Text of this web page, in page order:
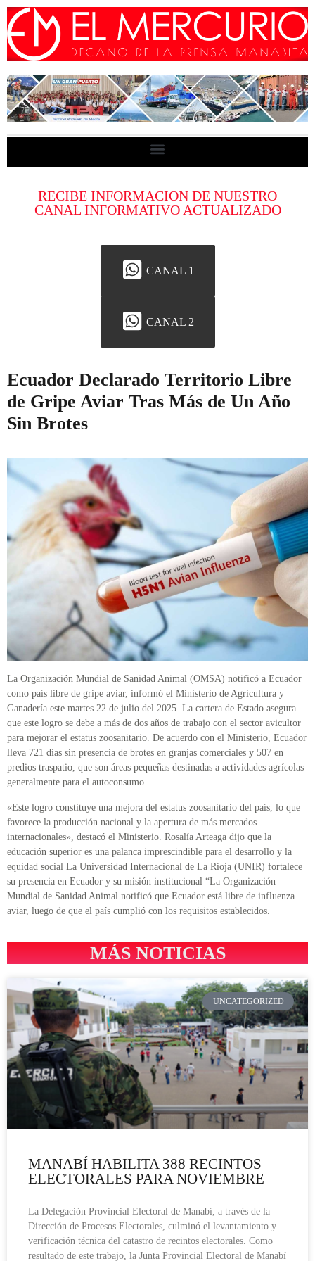
RECIBE INFORMACION DE NUESTRO
CANAL INFORMATIVO ACTUALIZADO
CANAL 1
CANAL 2
Ecuador Declarado Territorio Libre
de Gripe Aviar Tras Más de Un Año
Sin Brotes
La Organización Mundial de Sanidad Animal (OMSA) notificó a Ecuador
como país libre de gripe aviar, informó el Ministerio de Agricultura y
Ganadería este martes 22 de julio del 2025. La cartera de Estado asegura
que este logro se debe a más de dos años de trabajo con el sector avicultor
para mejorar el estatus zoosanitario. De acuerdo con el Ministerio, Ecuador
lleva 721 días sin presencia de brotes en granjas comerciales y 507 en
predios traspatio, que son áreas pequeñas destinadas a actividades agrícolas
generalmente para el autoconsumo.
«Este logro constituye una mejora del estatus zoosanitario del país, lo que
favorece la producción nacional y la apertura de más mercados
internacionales», destacó el Ministerio. Rosalía Arteaga dijo que la
educación superior es una palanca imprescindible para el desarrollo y la
equidad social La Universidad Internacional de La Rioja (UNIR) fortalece
su presencia en Ecuador y su misión institucional “La Organización
Mundial de Sanidad Animal notificó que Ecuador está libre de influenza
aviar, luego de que el país cumplió con los requisitos establecidos.
MÁS NOTICIAS
UNCATEGORIZED
MANABÍ HABILITA 388 RECINTOS
ELECTORALES PARA NOVIEMBRE
La Delegación Provincial Electoral de Manabí, a través de la
Dirección de Procesos Electorales, culminó el levantamiento y
verificación técnica del catastro de recintos electorales. Como
resultado de este trabajo, la Junta Provincial Electoral de Manabí